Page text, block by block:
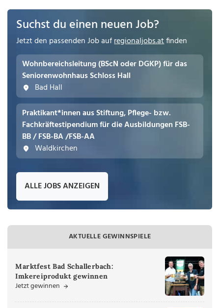
Suchst du einen neuen Job?
Jetzt den passenden Job aufregionaljobs.atfinden
Wohnbereichsleitung (BScN oder DGKP) für das
Seniorenwohnhaus Schloss Hall
Bad Hall
Praktikant*innen aus Stiftung, Pflege- bzw.
Fachkräftestipendium für die Ausbildungen FSB-
BB / FSB-BA /FSB-AA
Waldkirchen
ALLE JOBS ANZEIGEN
AKTUELLE GEWINNSPIELE
Marktfest Bad Schallerbach:
Imkereiprodukt gewinnen
Jetzt gewinnen